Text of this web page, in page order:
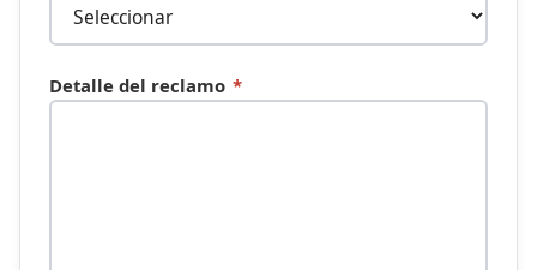
Detalle del reclamo *